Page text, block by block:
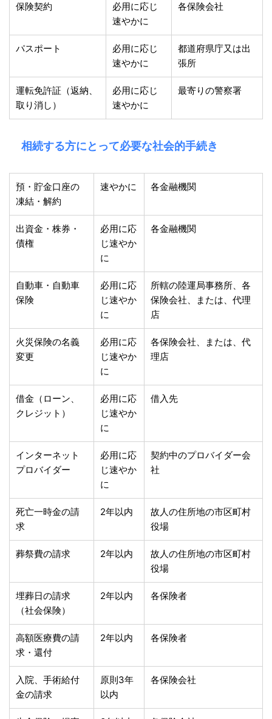
保険契約
必用に応じ
速やかに
各保険会社
パスポート
必用に応じ
速やかに
都道府県庁又は出
張所
運転免許証（返納、
取り消し）
必用に応じ
速やかに
最寄りの警察署
相続する方にとって必要な社会的手続き
預・貯金口座の
凍結・解約
速やかに 各金融機関
出資金・株券・
債権
必用に応
じ速やか
に
各金融機関
自動車・自動車
保険
必用に応
じ速やか
に
所轄の陸運局事務所、各
保険会社、または、代理
店
火災保険の名義
変更
必用に応
じ速やか
に
各保険会社、または、代
理店
借金（ローン、
クレジット）
必用に応
じ速やか
に
借入先
インターネット
プロバイダー
必用に応
じ速やか
に
契約中のプロバイダー会
社
死亡一時金の請
求
2年以内
故人の住所地の市区町村
役場
葬祭費の請求 2年以内
故人の住所地の市区町村
役場
埋葬日の請求
（社会保険）
2年以内 各保険者
高額医療費の請
求・還付
2年以内 各保険者
入院、手術給付
金の請求
原則3年
以内
各保険会社